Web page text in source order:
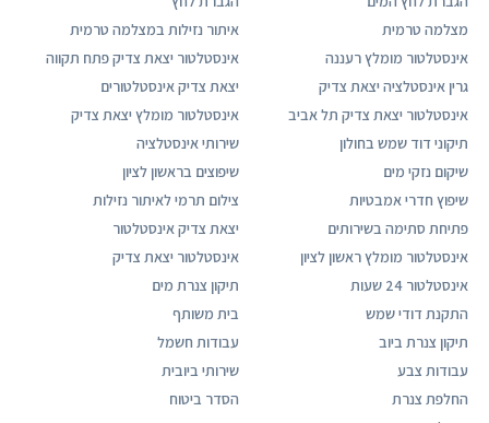
מצלמה טרמית
איתור נזילות במצלמה טרמית
אינסטלטור מומלץ רעננה
אינסטלטור יצאת צדיק פתח תקווה
גרין אינסטלציה יצאת צדיק
יצאת צדיק אינסטלטורים
אינסטלטור יצאת צדיק תל אביב
אינסטלטור מומלץ יצאת צדיק
תיקוני דוד שמש בחולון
שירותי אינסטלציה
שיקום נזקי מים
שיפוצים בראשון לציון
שיפוץ חדרי אמבטיות
צילום תרמי לאיתור נזילות
פתיחת סתימה בשירותים
יצאת צדיק אינסטלטור
אינסטלטור מומלץ ראשון לציון
אינסטלטור יצאת צדיק
אינסטלטור 24 שעות
תיקון צנרת מים
התקנת דודי שמש
בית משותף
תיקון צנרת ביוב
עבודות חשמל
עבודות צבע
שירותי ביובית
החלפת צנרת
הסדר ביטוח